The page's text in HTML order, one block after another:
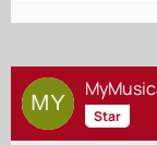
Star